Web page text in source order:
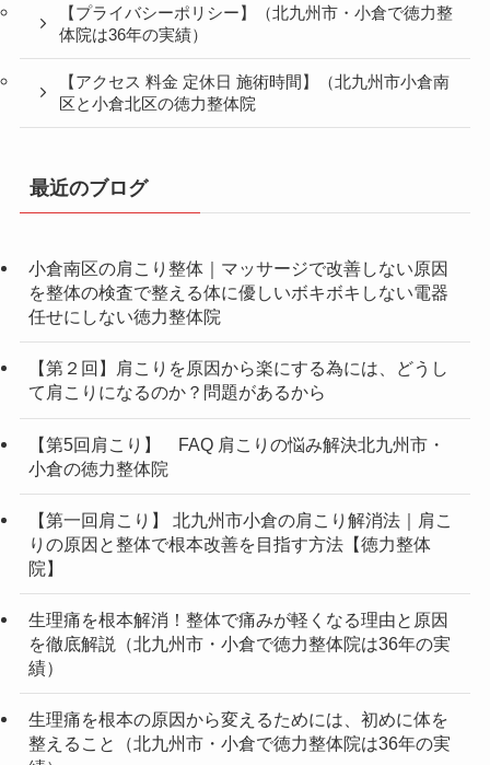
【プライバシーポリシー】（北九州市・小倉で徳力整
体院は36年の実績）
【アクセス 料金 定休日 施術時間】（北九州市小倉南
区と小倉北区の徳力整体院
最近のブログ
小倉南区の肩こり整体｜マッサージで改善しない原因
を整体の検査で整える体に優しいボキボキしない電器
任せにしない徳力整体院
【第２回】肩こりを原因から楽にする為には、どうし
て肩こりになるのか？問題があるから
【第5回肩こり】 FAQ 肩こりの悩み解決北九州市・
小倉の徳力整体院
【第一回肩こり】 北九州市小倉の肩こり解消法｜肩こ
りの原因と整体で根本改善を目指す方法【徳力整体
院】
生理痛を根本解消！整体で痛みが軽くなる理由と原因
を徹底解説（北九州市・小倉で徳力整体院は36年の実
績）
生理痛を根本の原因から変えるためには、初めに体を
整えること（北九州市・小倉で徳力整体院は36年の実